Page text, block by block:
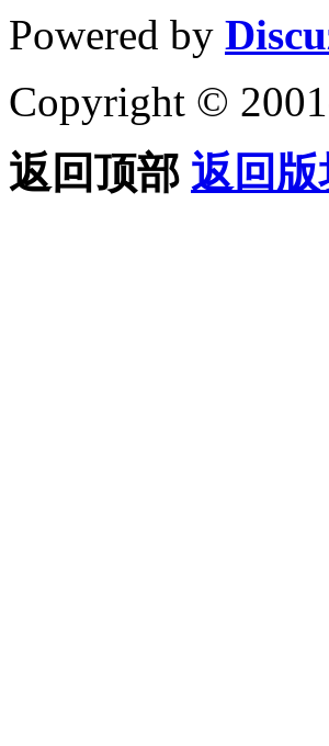
Powered by
Copyright ©
返回顶部 返回版